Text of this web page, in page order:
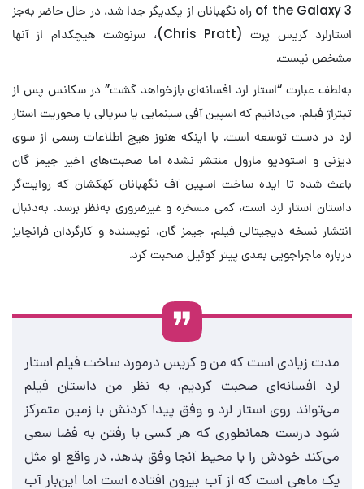
of the Galaxy 3 راه نگهبانان از یکدیگر جدا شد، در حال حاضر به‌جز
استارلرد کریس پرت (Chris Pratt)، سرنوشت‌ هیچکدام از آنها
مشخص نیست.
به‌لطف عبارت “استار لرد افسانه‌ای بازخواهد گشت” در سکانس پس از
تیتراژ فیلم، می‌دانیم که اسپین آفی سینمایی یا سریالی با محوریت استار
لرد در دست توسعه است. با اینکه هنوز هیچ اطلاعات رسمی از سوی
دیزنی و استودیو مارول منتشر نشده اما صحبت‌های اخیر جیمز گان
باعث شده تا ایده ساخت اسپین آف نگهبانان کهکشان که روایت‌گر
داستان استار لرد است، کمی مسخره و غیرضروری به‌نظر برسد. به‌دنبال
انتشار نسخه دیجیتالیفیلم، جیمز گان، نویسنده و کارگردان فرانچایز
درباره ماجراجویی بعدی پیتر کوئیل صحبت کرد.
مدت زیادی است که من و کریس درمورد ساخت فیلم استار
لرد افسانه‌ای صحبت کردیم. به نظر من داستان فیلم
می‌تواند روی استار لرد و وفق پیدا کردنش با زمین متمرکز
شود درست همانطوری که هر کسی با رفتن به فضا سعی
می‌کند خودش را با محیط آنجا وفق بدهد. در واقع او مثل
یک ماهی است که از آب بیرون افتاده است اما این‌بار آب